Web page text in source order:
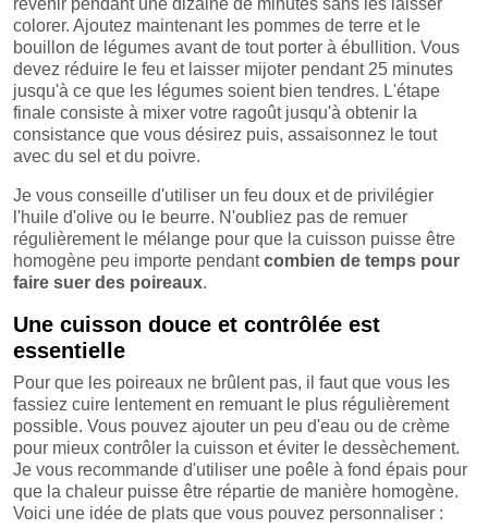
colorer. Ajoutez maintenant les pommes de terre et le
bouillon de légumes avant de tout porter à ébullition. Vous
devez réduire le feu et laisser mijoter pendant 25 minutes
jusqu'à ce que les légumes soient bien tendres. L'étape
finale consiste à mixer votre ragoût jusqu'à obtenir la
consistance que vous désirez puis, assaisonnez le tout
avec du sel et du poivre.
Je vous conseille d'utiliser un feu doux et de privilégier
l'huile d'olive ou le beurre. N'oubliez pas de remuer
régulièrement le mélange pour que la cuisson puisse être
homogène peu importe pendantcombien de temps pour
faire suer des poireaux.
Une cuisson douce et contrôlée est
essentielle
Pour que les poireaux ne brûlent pas, il faut que vous les
fassiez cuire lentement en remuant le plus régulièrement
possible. Vous pouvez ajouter un peu d'eau ou de crème
pour mieux contrôler la cuisson et éviter le dessèchement.
Je vous recommande d'utiliser une poêle à fond épais pour
que la chaleur puisse être répartie de manière homogène.
Voici une idée de plats que vous pouvez personnaliser :